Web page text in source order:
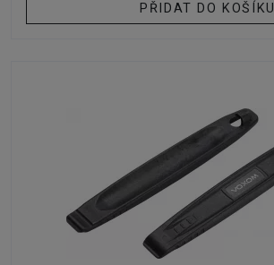
PŘIDAT DO KOŠÍKU